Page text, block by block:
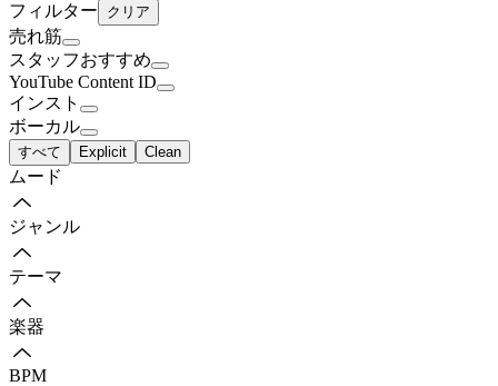
フィルター クリア
売れ筋
スタッフおすすめ
YouTube Content ID
インスト
ボーカル
すべて Explicit Clean
ムード
ジャンル
テーマ
楽器
BPM